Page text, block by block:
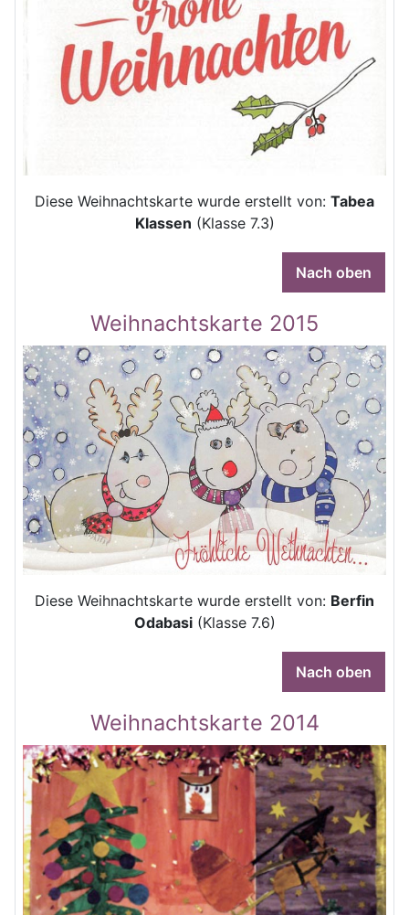
Diese Weihnachtskarte wurde erstellt von: Tabea
Klassen (Klasse 7.3)
Nach oben
Weihnachtskarte 2015
Diese Weihnachtskarte wurde erstellt von: Berfin
Odabasi(Klasse 7.6)
Nach oben
Weihnachtskarte 2014